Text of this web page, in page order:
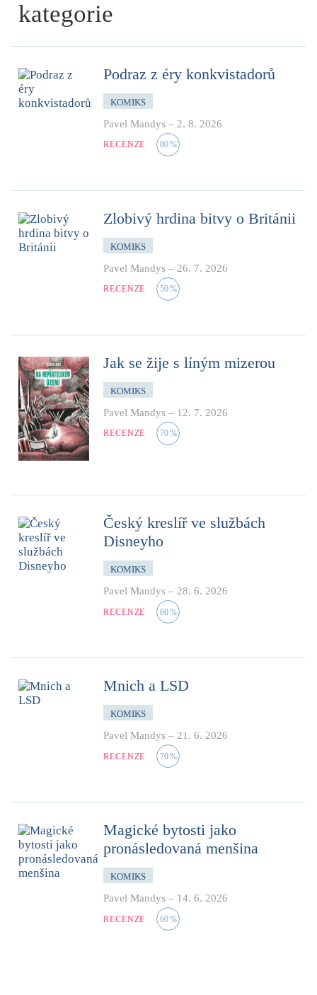
kategorie
Podraz z éry konkvistadorů
KOMIKS
Pavel Mandys – 2. 8. 2026
RECENZE 80%
Zlobivý hrdina bitvy o Británii
KOMIKS
Pavel Mandys – 26. 7. 2026
RECENZE 50%
Jak se žije s líným mizerou
KOMIKS
Pavel Mandys – 12. 7. 2026
RECENZE 70%
Český kreslíř ve službách
Disneyho
KOMIKS
Pavel Mandys – 28. 6. 2026
RECENZE 60%
Mnich a LSD
KOMIKS
Pavel Mandys – 21. 6. 2026
RECENZE 70%
Magické bytosti jako
pronásledovaná menšina
KOMIKS
Pavel Mandys – 14. 6. 2026
RECENZE 60%